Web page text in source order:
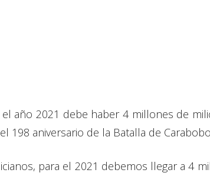
año 2021 debe haber 4 millones de
198 aniversario de la Batalla de
para el 2021 debemos llegar a 4